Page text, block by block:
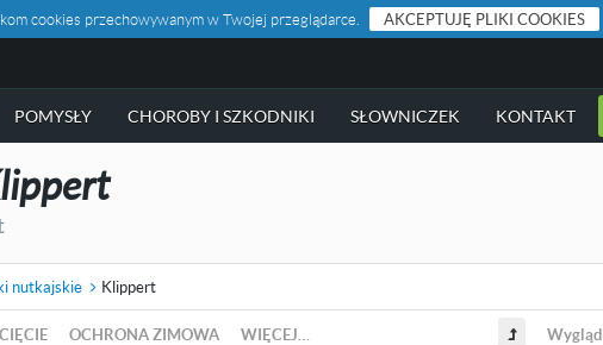
cookies przechowywanym w Twojej przeglądarce. AKCEPTUJĘ PLIKI COOKIES
POMYSŁY CHOROBY I SZKODNIKI SŁOWNICZEK KONTAKT
nutkajskie Klippert
CIĘCIE OCHRONA ZIMOWA WIĘCEJ… Wygląd